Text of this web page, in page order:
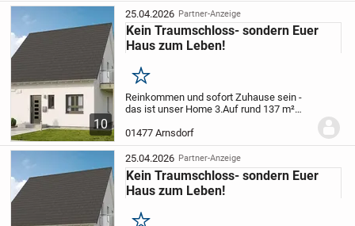
10
25.04.2026 Partner-Anzeige
Kein Traumschloss- sondern Euer
Haus zum Leben!
Merken
Reinkommen und sofort Zuhause sein -
das ist unser Home 3.Auf rund 137 m²
Einfamilienhaus voller Leben und
Möglichkeiten. Schon beim Betreten
spürst Du die Großzügigkeit...
01477 Arnsdorf
25.04.2026 Partner-Anzeige
Kein Traumschloss- sondern Euer
Haus zum Leben!